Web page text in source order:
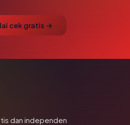
cek gratis →
dan independen